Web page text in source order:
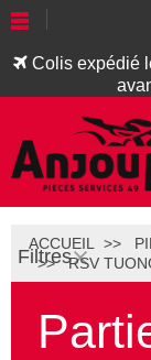
Colis expédié
Filtres
ACCUEIL
RSV